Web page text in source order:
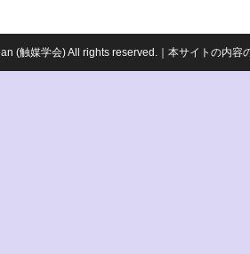
(触媒学会) All rights reserved.｜本サイトの内容